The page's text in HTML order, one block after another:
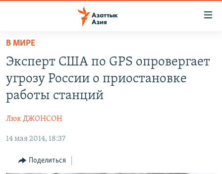
Вернуться
основному
содержанию
Вернутся
главной
Вернутся
поиску
КАЗАХСТАН
КЫРГЫЗСТАН
ТАДЖИКИСТАН
НОВОСТИ
ВОЙНА В УКРАИНЕ
ҚАЗАҚША
КЫРГЫЗЧА
ЎЗБЕКЧА
В МИРЕ
Эксперт США по GPS опровергает
угрозу России о приостановке
работы станций
Люк ДЖОНСОН
14 мая 2014, 18:37
Поделиться